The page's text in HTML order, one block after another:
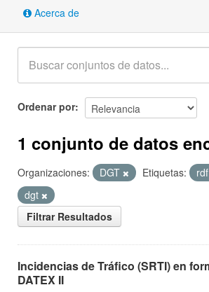
Acerca de
Ordenar por
1 conjunto de datos
Organizaciones: DGT Etiquetas: rdf
dgt
Filtrar Resultados
Incidencias de Tráfico (SRTI) en
DATEX II